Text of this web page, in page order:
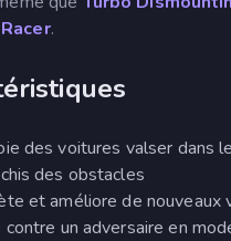
.
des voitures valser dans
des obstacles
et améliore de nouveaux
contre un adversaire en